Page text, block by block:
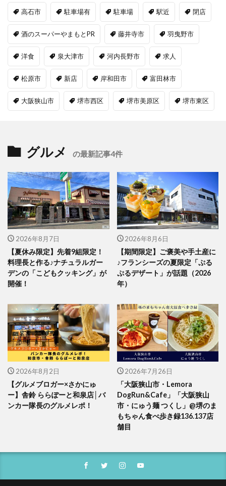
高石市 駐車場有 駐車場 駅近 閉店
酒のスーパーやまもとPR 藤井寺市 羽曳野市
洋食 泉大津市 河内長野市 求人
松原市 新店 岸和田市 富田林市
大阪狭山市 堺市西区 堺市美原区 堺市東区
グルメ の最新記事4件
2026年8月7日
【夏休み限定】先着9組限定！
料理長と作る♪ナチュラルガー
デンの「こどもクッキング」が
開催！
2026年8月6日
【期間限定】ご褒美や手土産に
♪フランシーズの夏限定「ぷる
ぷるデザート」が話題（2026
年）
2026年8月2日
【グルメブロガー×さかにゅ
ー】舎鈴 ららぽーと和泉店│バ
ンカー隊長のグルメレポ！
2026年7月26日
「大阪狭山市・Lemora
DogRun&Cafe」「大阪狭山
市・にゅう麺 つくし」@堺のま
もちゃん食べ歩き録136.137店
舗目